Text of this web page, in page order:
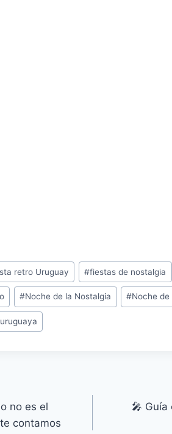
retro Uruguay #fiestas de nostalgia
#Noche de la Nostalgia #Noche de
no es el
contamos
🎤